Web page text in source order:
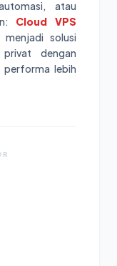
atau
Cloud VPS
solusi
dengan
performa lebih